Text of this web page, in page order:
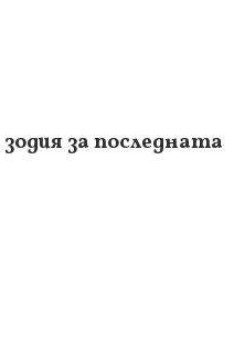
за последната